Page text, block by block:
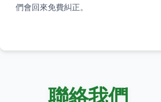
們會回來免費糾正。
聯絡我們